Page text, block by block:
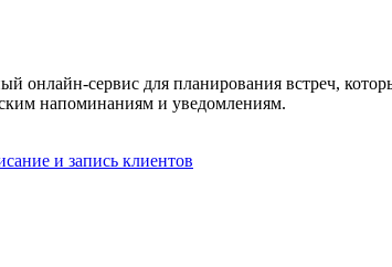
онлайн-сервис для планирования встреч,
напоминаниям и уведомлениям.
и запись клиентов